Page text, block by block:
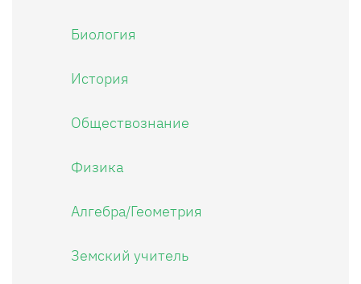
Биология
История
Обществознание
Физика
Алгебра/Геометрия
Земский учитель